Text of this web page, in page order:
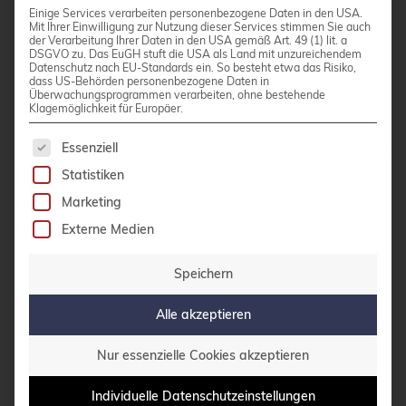
Haas geschrieben.
Kategorien:
PostgreSQL®
Tags:
Elephant Shed PostgreSQL®
cR
Einige Services verarbeiten personenbezogene Daten in den USA.
Mit Ihrer Einwilligung zur Nutzung dieser Services stimmen Sie auch
der Verarbeitung Ihrer Daten in den USA gemäß Art. 49 (1) lit. a
DSGVO zu. Das EuGH stuft die USA als Land mit unzureichendem
Datenschutz nach EU-Standards ein. So besteht etwa das Risiko,
dass US-Behörden personenbezogene Daten in
Überwachungsprogrammen verarbeiten, ohne bestehende
Klagemöglichkeit für Europäer.
Es folgt eine Liste der Service-Gruppen, für die
Essenziell
Statistiken
Marketing
Externe Medien
Speichern
Alle akzeptieren
Nur essenzielle Cookies akzeptieren
Individuelle Datenschutzeinstellungen